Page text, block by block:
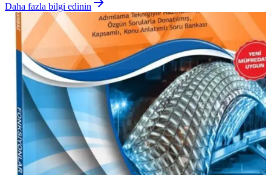
Daha fazla bilgi edinin